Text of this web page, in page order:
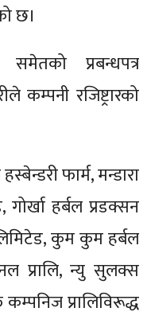
छ।
प्रबन्धपत्र
कम्पनी रजिष्ट्रारको
फार्म, मन्डारा
हर्बल प्रडक्सन
लिमिटेड, कुम कुम हर्बल
प्रालि, न्यु सुलक्स
प्रालिविरूद्ध